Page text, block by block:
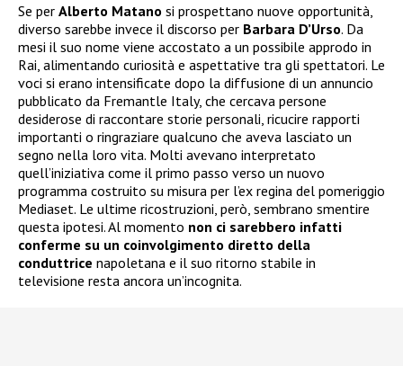
Se per Alberto Matano si prospettano nuove opportunità,
diverso sarebbe invece il discorso per Barbara D’Urso. Da
mesi il suo nome viene accostato a un possibile approdo in
Rai, alimentando curiosità e aspettative tra gli spettatori. Le
voci si erano intensificate dopo la diffusione di un annuncio
pubblicato da Fremantle Italy, che cercava persone
desiderose di raccontare storie personali, ricucire rapporti
importanti o ringraziare qualcuno che aveva lasciato un
segno nella loro vita. Molti avevano interpretato
quell’iniziativa come il primo passo verso un nuovo
programma costruito su misura per l’ex regina del pomeriggio
Mediaset. Le ultime ricostruzioni, però, sembrano smentire
questa ipotesi. Al momento non ci sarebbero infatti
conferme su un coinvolgimento diretto della
conduttrice napoletana e il suo ritorno stabile in
televisione resta ancora un’incognita.